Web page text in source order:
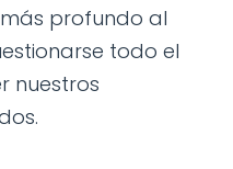
profundo al
todo el
nuestros